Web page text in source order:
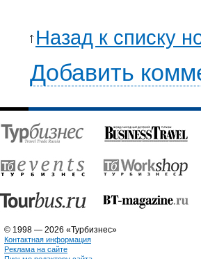
Назад к списку
Добавить
© 1998 — 2026 «Турбизнес»
Контактная информация
Реклама на сайте